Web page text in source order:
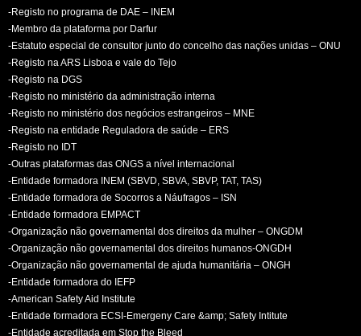
-Registo no programa de DAE – INEM
-Membro da plataforma por Darfur
-Estatuto especial de consultor junto do concelho das nações unidas – ONU
-Registo na ARS Lisboa e vale do Tejo
-Registo na DGS
-Registo no ministério da administração interna
-Registo no ministério dos negócios estrangeiros – MNE
-Registo na entidade Reguladora de saúde – ERS
-Registo no IDT
-Outras plataformas das ONGS a nível internacional
-Entidade formadora INEM (SBVD, SBVA, SBVP, TAT, TAS)
-Entidade formadora de Socorros a Náufragos – ISN
-Entidade formadora EMPACT
-Organização não governamental dos direitos da mulher – ONGDM
-Organização não governamental dos direitos humanos-ONGDH
-Organização não governamental de ajuda humanitária – ONGH
-Entidade formadora do IEFP
-American Safety Aid Institute
-Entidade formadora ECSI-Emergeny Care &amp; Safety Intitute
-Entidade acreditada em Stop the Bleed